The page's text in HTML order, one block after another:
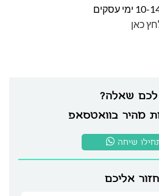
לכם שאלה?
מהיר בוואטסאפ
שיחה
אליכם
כאן